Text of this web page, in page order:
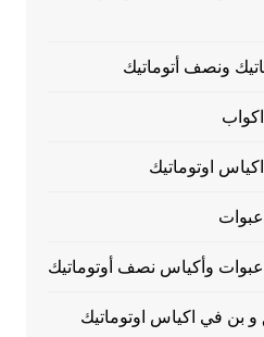
ونصف أتوماتيك
اوتوماتيك
وأكياس نصف أوتوماتيك
و بن في اكياس اوتوماتيك